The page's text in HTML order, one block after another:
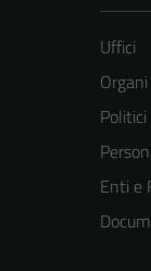
Uffici
Politici
Enti e